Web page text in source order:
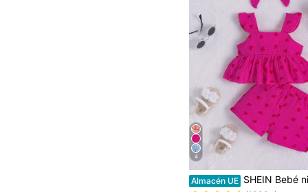
4
Almacén UE SHEIN Bebé niña con estampado de corazón ribete
#3 Más vendidos
(1000+)